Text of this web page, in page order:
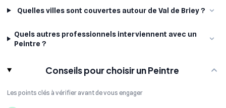
Quelles villes sont couvertes autour de Val de Briey ?
Quels autres professionnels interviennent avec un
Peintre ?
Conseils pour choisir un Peintre
Les points clés à vérifier avant de vous engager